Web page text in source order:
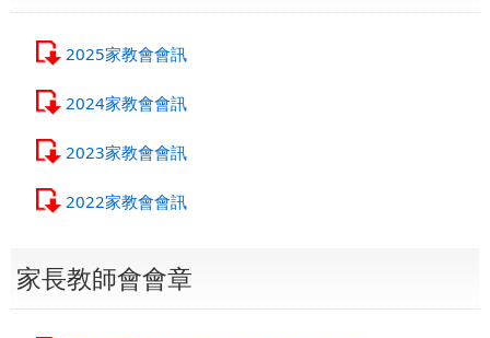
2025家教會會訊
2024家教會會訊
2023家教會會訊
2022家教會會訊
家長教師會會章